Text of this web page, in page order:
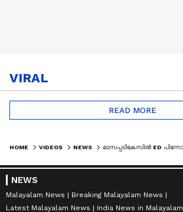
VIRAL
READ MORE
HOME VIDEOS NEWS
NEWS
Malayalam News
Breaking Malayalam News
Latest Malayalam News
India News in Malayalam